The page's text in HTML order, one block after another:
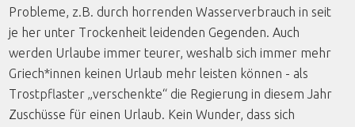
Probleme, z.B. durch horrenden Wasserverbrauch in seit
je her unter Trockenheit leidenden Gegenden. Auch
werden Urlaube immer teurer, weshalb sich immer mehr
Griech*innen keinen Urlaub mehr leisten können - als
Trostpflaster „verschenkte“ die Regierung in diesem Jahr
Zuschüsse für einen Urlaub. Kein Wunder, dass sich